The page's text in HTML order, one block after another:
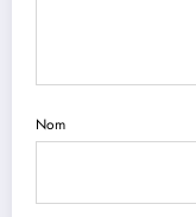
Nom